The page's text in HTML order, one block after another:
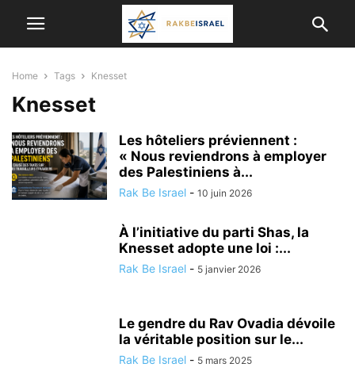
Home Tags Knesset
Knesset
Les hôteliers préviennent :
« Nous reviendrons à employer
des Palestiniens à...
Rak Be Israel - 10 juin 2026
À l’initiative du parti Shas, la
Knesset adopte une loi :...
Rak Be Israel - 5 janvier 2026
Le gendre du Rav Ovadia dévoile
la véritable position sur le...
Rak Be Israel - 5 mars 2025